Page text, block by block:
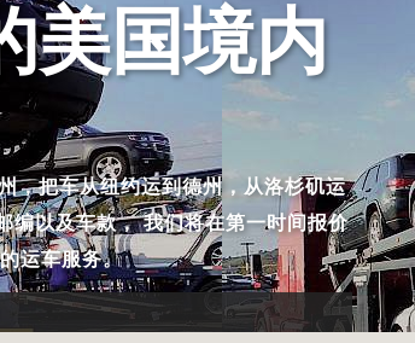
美国境内
，把车从纽约运到德州，从洛杉矶运
编以及车款， 我们将在第一时间报价
运车服务。